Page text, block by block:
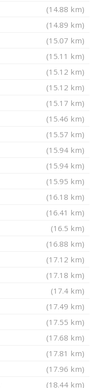
(14.88 km)
(14.89 km)
(15.07 km)
(15.11 km)
(15.12 km)
(15.12 km)
(15.17 km)
(15.46 km)
(15.57 km)
(15.94 km)
(15.94 km)
(15.95 km)
(16.18 km)
(16.41 km)
(16.5 km)
(16.88 km)
(17.12 km)
(17.18 km)
(17.4 km)
(17.49 km)
(17.55 km)
(17.68 km)
(17.81 km)
(17.96 km)
(18.44 km)